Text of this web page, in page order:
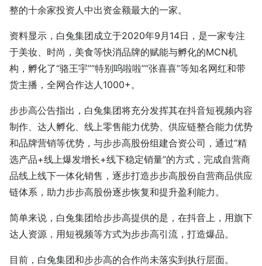
整的十余家投资人中出资金额最大的一家。
资料显示，白兔集团成立于2020年9月14日，是一家专注
于美妆、时尚，美食等快消品牌的赋能与孵化的MCN机
构，孵化了“骆王宇”“特别呜啦啦”“张喜喜”等知名网红和带
货主播，全网合作达人1000+。
步步高公告指出，白兔集团将充分发挥其在抖音短视频内容
制作、达人孵化、线上零售能力优势、供应链整合能力优势
和品牌营销等优势，与步步高股份组建合资公司，通过“精
选产品+线上爆发增长+线下稳定销量”的方式，完成自营商
品线上线下一体化销售，逐步打造步步高股份自营商品供应
链体系，助力步步高股份逐步恢复和提升盈利能力。
简单来说，白兔集团给步步高提供的是，在抖音上，用旗下
达人资源，用短视频等方式为步步高引流，打造爆品。
目前，白兔集团和步步高的合作尚未落实到执行层面。